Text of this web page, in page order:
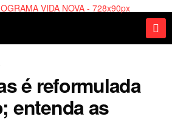
é reformulada
entenda as